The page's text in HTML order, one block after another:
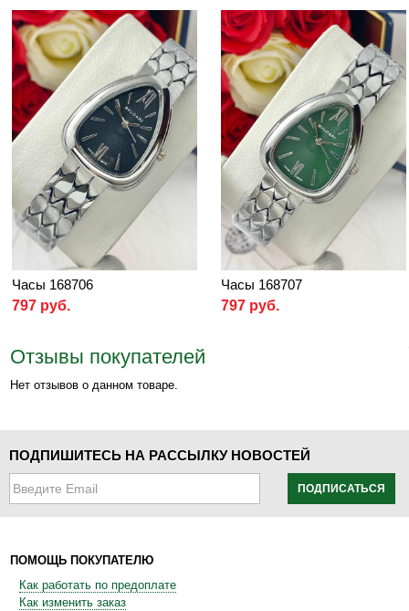
Часы 168706
797 руб.
Часы 168707
797 руб.
Отзывы покупателей
Нет отзывов о данном товаре.
ПОДПИШИТЕСЬ НА РАССЫЛКУ НОВОСТЕЙ
ПОДПИСАТЬСЯ
ПОМОЩЬ ПОКУПАТЕЛЮ
Как работать по предоплате
Как изменить заказ